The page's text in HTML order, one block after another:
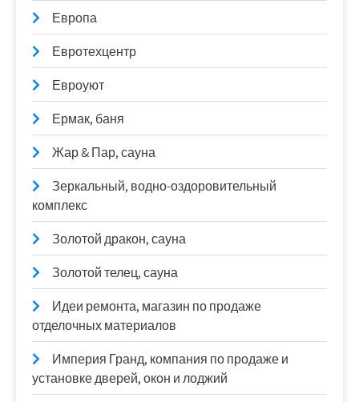
Европа
Евротехцентр
Евроуют
Ермак, баня
Жар & Пар, сауна
Зеркальный, водно-оздоровительный
комплекс
Золотой дракон, сауна
Золотой телец, сауна
Идеи ремонта, магазин по продаже
отделочных материалов
Империя Гранд, компания по продаже и
установке дверей, окон и лоджий